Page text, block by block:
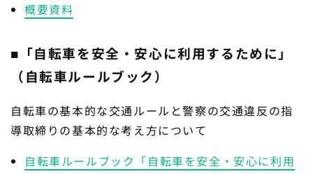
概要資料
■「自転車を安全・安心に利用するために」
（自転車ルールブック）
自転車の基本的な交通ルールと警察の交通違反の指
導取締りの基本的な考え方について
自転車ルールブック「自転車を安全・安心に利用